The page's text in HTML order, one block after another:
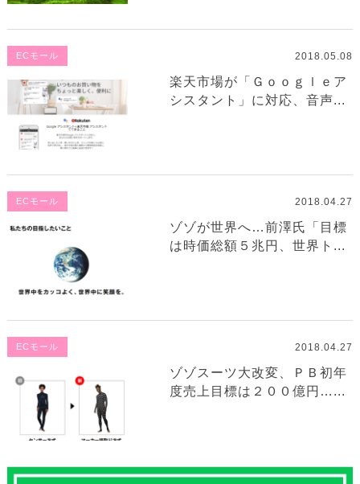
ECモール 2018.05.08
楽天市場が「Ｇｏｏｇｌｅア
シスタント」に対応、音声...
ECモール 2018.04.27
ゾゾが世界へ…前澤氏「目標
は時価総額５兆円、世界ト...
ECモール 2018.04.27
ゾゾスーツ大改変、ＰＢ初年
度売上目標は２００億円…...